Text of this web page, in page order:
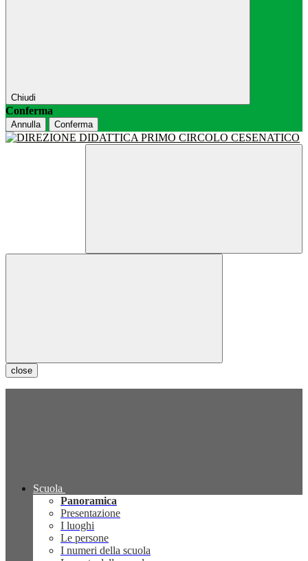
Chiudi
Conferma
Annulla Conferma
close
Scuola
Panoramica
Presentazione
I luoghi
Le persone
I numeri della scuola